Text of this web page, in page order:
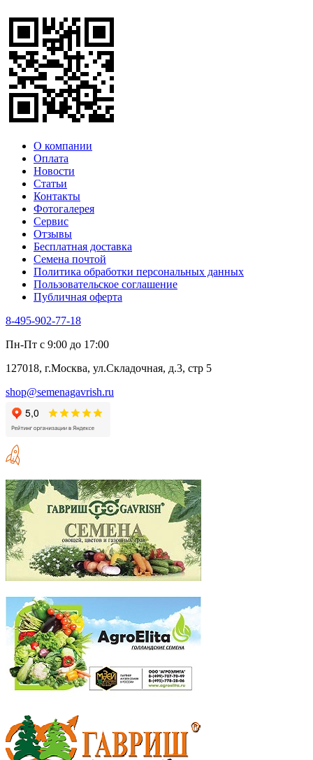
О компании
Оплата
Новости
Статьи
Контакты
Фотогалерея​
Сервис
Отзывы
Бесплатная доставка
Семена почтой
Политика обработки персональных данных
Пользовательское соглашение
Публичная оферта
8-495-902-77-18
Пн-Пт с 9:00 до 17:00
127018, г.Москва, ул.Складочная, д.3, стр 5
shop@semenagavrish.ru